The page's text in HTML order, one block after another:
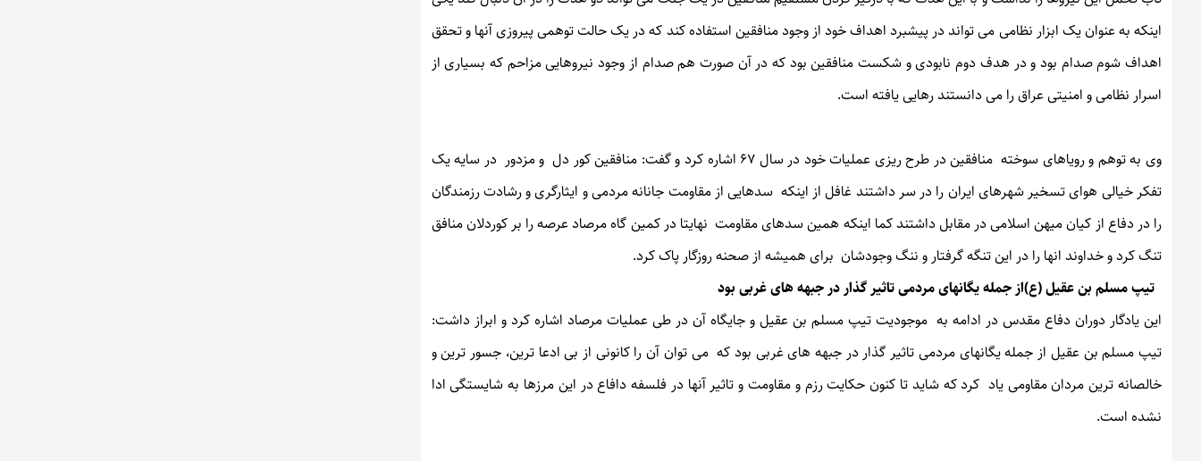
اینکه به عنوان یک ابزار نظامی می تواند در پیشبرد اهداف خود از وجود منافقین استفاده کند که در یک حالت توهمی پیروزی آنها و تحقق
اهداف شوم صدام بود و در هدف دوم نابودی و شکست منافقین بود که در آن صورت هم صدام از وجود نیروهایی مزاحم که بسیاری از
اسرار نظامی و امنیتی عراق را می دانستند رهایی یافته است.
وی به توهم و رویاهای سوخته منافقین در طرح ریزی عملیات خود در سال 67 اشاره کرد و گفت: منافقین کور دل و مزدور در سایه یک
تفکر خیالی هوای تسخیر شهرهای ایران را در سر داشتند غافل از اینکه سدهایی از مقاومت جانانه مردمی و ایثارگری و رشادت رزمندگان
را در دفاع از کیان میهن اسلامی در مقابل داشتند کما اینکه همین سدهای مقاومت نهایتا در کمین گاه مرصاد عرصه را بر کوردلان منافق
تنگ کرد و خداوند انها را در این تنگه گرفتار و ننگ وجودشان برای همیشه از صحنه روزگار پاک کرد.
تیپ مسلم بن عقیل (ع)از جمله یگانهای مردمی تاثیر گذار در جبهه های غربی بود
این یادگار دوران دفاع مقدس در ادامه به موجودیت تیپ مسلم بن عقیل و جایگاه آن در طی عملیات مرصاد اشاره کرد و ابراز داشت:
تیپ مسلم بن عقیل از جمله یگانهای مردمی تاثیر گذار در جبهه های غربی بود که می توان آن را کانونی از بی ادعا ترین، جسور ترین و
خالصانه ترین مردان مقاومی یاد کرد که شاید تا کنون حکایت رزم و مقاومت و تاثیر آنها در فلسفه دافاع در این مرزها به شایستگی ادا
نشده است.